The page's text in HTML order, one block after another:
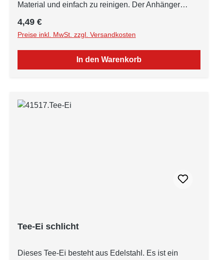
Material und einfach zu reinigen. Der Anhänger
Regulärer Preis:
4,49 €
Preise inkl. MwSt. zzgl. Versandkosten
In den Warenkorb
Tee-Ei schlicht
Dieses Tee-Ei besteht aus Edelstahl. Es ist ein